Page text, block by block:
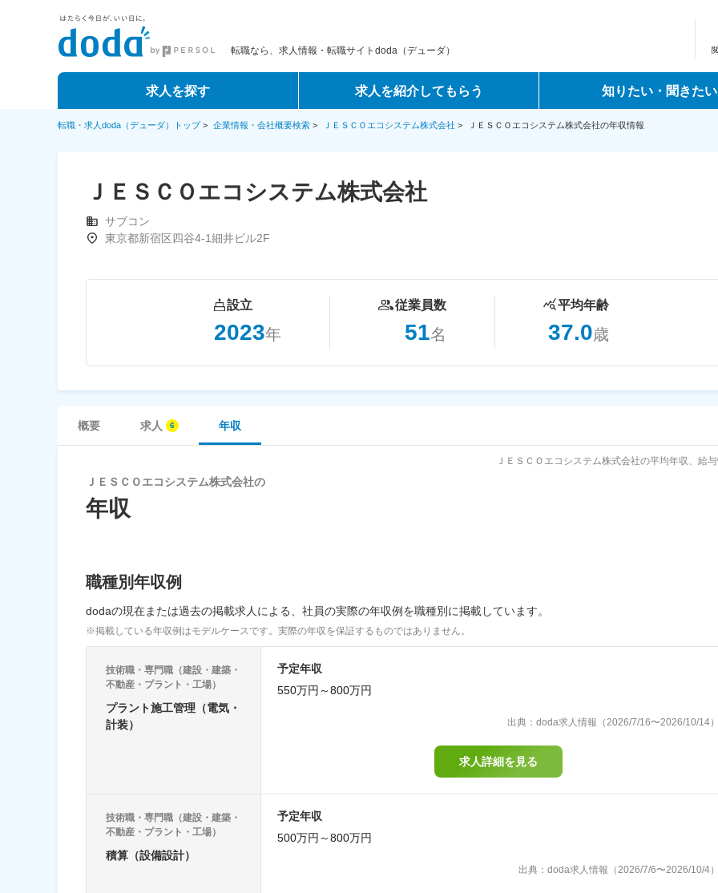
転職なら、求人情報・転職サイトdoda（デューダ）
求人を探す 求人を紹介してもらう 知りたい・聞きたい
転職・求人doda（デューダ）トップ> 企業情報・会社概要検索 > ＪＥＳＣＯエコシステム株式会社 > ＪＥＳＣＯエコシステム株式会社の年収情報
ＪＥＳＣＯエコシステム株式会社
サブコン
東京都新宿区四谷4-1細井ビル2F
設立
2023年
従業員数
51名
平均年齢
37.0歳
概要 求人 年収
ＪＥＳＣＯエコシステム株式会社の平均年収、給
ＪＥＳＣＯエコシステム株式会社の
年収
職種別年収例
dodaの現在または過去の掲載求人による、社員の実際の年収例を職種別に掲載しています。
※掲載している年収例はモデルケースです。実際の年収を保証するものではありません。
技術職・専門職（建設・建築・
不動産・プラント・工場）
プラント施工管理（電気・
計装）
予定年収
550万円～800万円
出典：doda求人情報（2026/7/16〜2026/10/14
求人詳細を見る
技術職・専門職（建設・建築・
不動産・プラント・工場）
積算（設備設計）
予定年収
500万円～800万円
出典：doda求人情報（2026/7/6〜2026/10/4